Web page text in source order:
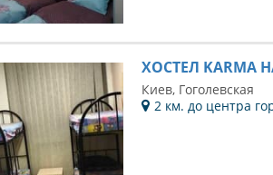
ХОСТЕЛ KARMA
Киев, Гоголевская
2 км. до центра